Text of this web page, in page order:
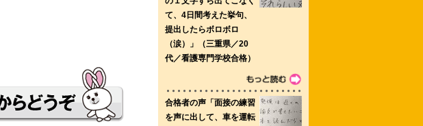
大学院看護学研究科助産学専攻修士課程 愛知県立総合看護